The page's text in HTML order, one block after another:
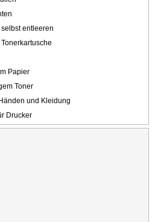
entleeren
Papier
Toner
und Kleidung
Drucker